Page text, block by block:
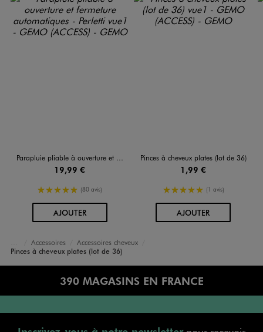
Parapluie pliable à ouverture et fermeture automatiques - Perletti
19,99 €
5/5 de moyenne
(80 avis)
AJOUTERAU PANIER
Pinces à cheveux plates (lot de 36)
1,99 €
5/5 de moyenne
(1 avis)
AJOUTERAU PANIER
Accueil
Femme
Sacs et Accessoires
Accessoires
Accessoires cheveux
Pinces à cheveux plates (lot de 36)
390 MAGASINS EN FRANCE